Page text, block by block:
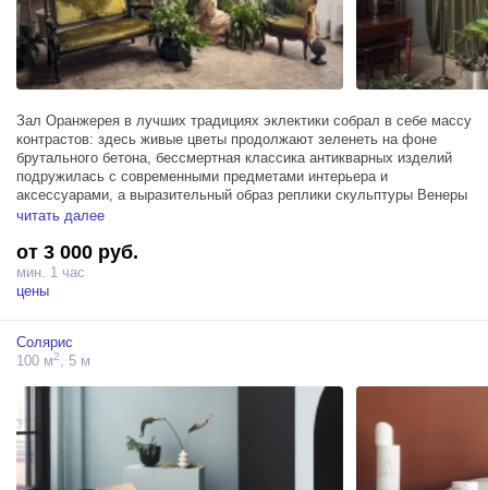
Зал Оранжерея в лучших традициях эклектики собрал в себе массу
контрастов: здесь живые цветы продолжают зеленеть на фоне
брутального бетона, бессмертная классика антикварных изделий
подружилась с современными предметами интерьера и
аксессуарами, а выразительный образ реплики скульптуры Венеры
Милосской сливается с широкими листьям монстер и веерных
Зал Оранжерея занимает площадь в 100м² и прекрасно подходит
для реализации проектов любого масштаба, он оборудован
мансардным окном в пол, пропускающим массу солнечного света,
создающего качественное естественное освещение.
читать далее
от 3 000 руб.
мин. 1 час
цены
Солярис
100 м2 , 5 м